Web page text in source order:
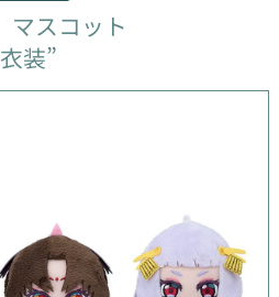
マスコット
装”